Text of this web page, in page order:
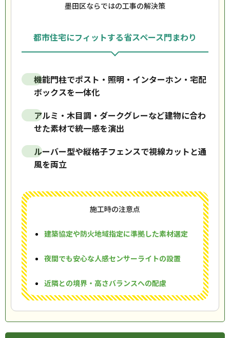
墨田区ならではの工事の解決策
都市住宅にフィットする省スペース門まわり
機能門柱でポスト・照明・インターホン・宅配
ボックスを一体化
アルミ・木目調・ダークグレーなど建物に合わ
せた素材で統一感を演出
ルーバー型や縦格子フェンスで視線カットと通
風を両立
施工時の注意点
建築協定や防火地域指定に準拠した素材選定
夜間でも安心な人感センサーライトの設置
近隣との境界・高さバランスへの配慮